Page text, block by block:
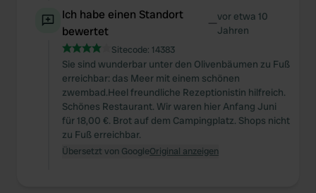
Ich habe einen Standort
bewertet
—vor etwa 10
Jahren
Sitecode: 14383
Sie sind wunderbar unter den Olivenbäumen zu Fuß
erreichbar: das Meer mit einem schönen
zwembad.Heel freundliche Rezeptionistin hilfreich.
Schönes Restaurant. Wir waren hier Anfang Juni
für 18,00 €. Brot auf dem Campingplatz. Shops nicht
zu Fuß erreichbar.
Übersetzt von GoogleOriginal anzeigen